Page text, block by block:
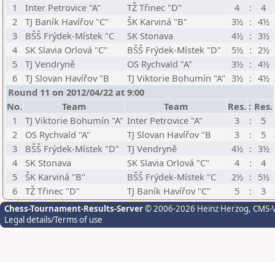
1
Inter Petrovice "A" TŽ Třinec "D" 4 :
4
2
TJ Baník Havířov "C" ŠK Karviná "B" 3½ : 4½
3
BŠŠ Frýdek-Místek "C SK Stonava 4½ : 3½
4
SK Slavia Orlová "C" BŠŠ Frýdek-Místek "D" 5½ : 2½
5
TJ Vendryně OS Rychvald "A" 3½ : 4½
6
TJ Slovan Havířov "B TJ Viktorie Bohumín "A" 3½ : 4½
Round 11 on 2012/04/22 at 9:00
No.
Team Team Res. : Res.
1
TJ Viktorie Bohumín "A" Inter Petrovice "A" 3 :
5
2
OS Rychvald "A" TJ Slovan Havířov "B 3 :
5
3
BŠŠ Frýdek-Místek "D" TJ Vendryně 4½ : 3½
4
SK Stonava SK Slavia Orlová "C" 4 :
4
5
ŠK Karviná "B" BŠŠ Frýdek-Místek "C 2½ : 5½
6
TŽ Třinec "D" TJ Baník Havířov "C" 5 : 3
Chess-Tournament-Results-Server© 2006-2026 Heinz Herzog,
Legal details/Terms of use